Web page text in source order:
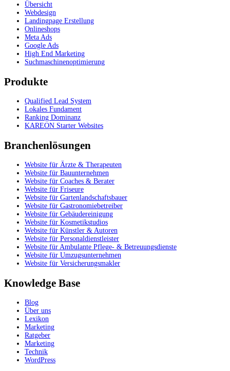
Übersicht
Webdesign
Landingpage Erstellung
Onlineshops
Meta Ads
Google Ads
High End Marketing
Suchmaschinenoptimierung
Produkte
Qualified Lead System
Lokales Fundament
Ranking Dominanz
KAREON Starter Websites
Branchenlösungen
Website für Ärzte & Therapeuten
Website für Bauunternehmen
Website für Coaches & Berater
Website für Friseure
Website für Gartenlandschaftsbauer
Website für Gastronomiebetreiber
Website für Gebäudereinigung
Website für Kosmetikstudios
Website für Künstler & Autoren
Website für Personaldienstleister
Website für Ambulante Pflege- & Betreuungsdienste
Website für Umzugsunternehmen
Website für Versicherungsmakler
Knowledge Base
Blog
Über uns
Lexikon
Marketing
Ratgeber
Marketing
Technik
WordPress